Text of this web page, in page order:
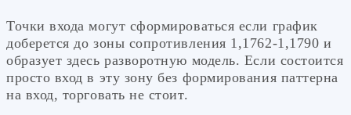
Точки входа могут сформироваться если график
доберется до зоны сопротивления 1,1762-1,1790 и
образует здесь разворотную модель. Если состоится
просто вход в эту зону без формирования паттерна
на вход, торговать не стоит.